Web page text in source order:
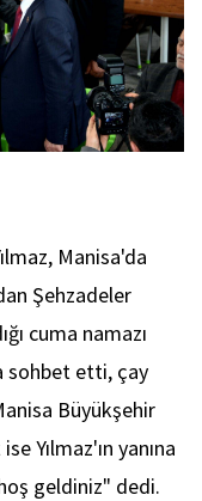
Manisa'da
Şehzadeler
cuma namazı
sohbet etti, çay
Büyükşehir
Yılmaz'ın yanına
geldiniz" dedi.